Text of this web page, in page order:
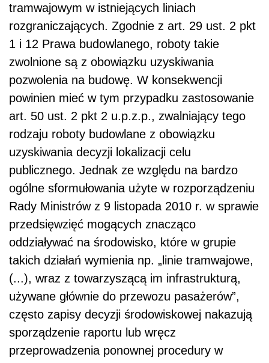
tramwajowym w istniejących liniach
rozgraniczających. Zgodnie z art. 29 ust. 2 pkt
1 i 12 Prawa budowlanego, roboty takie
zwolnione są z obowiązku uzyskiwania
pozwolenia na budowę. W konsekwencji
powinien mieć w tym przypadku zastosowanie
art. 50 ust. 2 pkt 2 u.p.z.p., zwalniający tego
rodzaju roboty budowlane z obowiązku
uzyskiwania decyzji lokalizacji celu
publicznego. Jednak ze względu na bardzo
ogólne sformułowania użyte w rozporządzeniu
Rady Ministrów z 9 listopada 2010 r. w sprawie
przedsięwzięć mogących znacząco
oddziaływać na środowisko, które w grupie
takich działań wymienia np. „linie tramwajowe,
(...), wraz z towarzyszącą im infrastrukturą,
używane głównie do przewozu pasażerów”,
często zapisy decyzji środowiskowej nakazują
sporządzenie raportu lub wręcz
przeprowadzenia ponownej procedury w